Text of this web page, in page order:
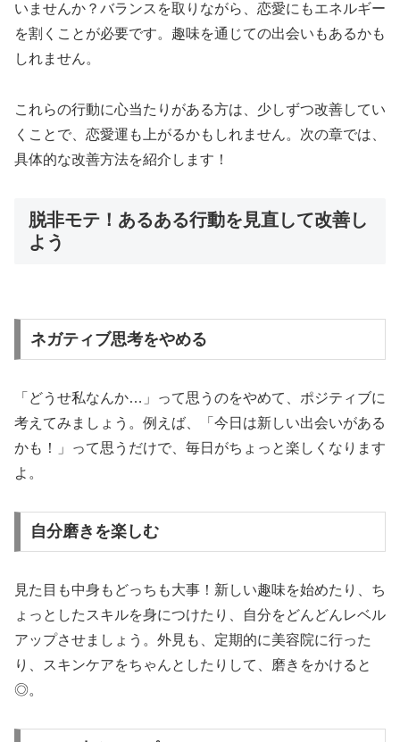
いませんか？バランスを取りながら、恋愛にもエネルギー
を割くことが必要です。趣味を通じての出会いもあるかも
しれません。
これらの行動に心当たりがある方は、少しずつ改善してい
くことで、恋愛運も上がるかもしれません。次の章では、
具体的な改善方法を紹介します！
脱非モテ！あるある行動を見直して改善し
よう
ネガティブ思考をやめる
「どうせ私なんか…」って思うのをやめて、ポジティブに
考えてみましょう。例えば、「今日は新しい出会いがある
かも！」って思うだけで、毎日がちょっと楽しくなります
よ。
自分磨きを楽しむ
見た目も中身もどっちも大事！新しい趣味を始めたり、ち
ょっとしたスキルを身につけたり、自分をどんどんレベル
アップさせましょう。外見も、定期的に美容院に行った
り、スキンケアをちゃんとしたりして、磨きをかけると
◎。